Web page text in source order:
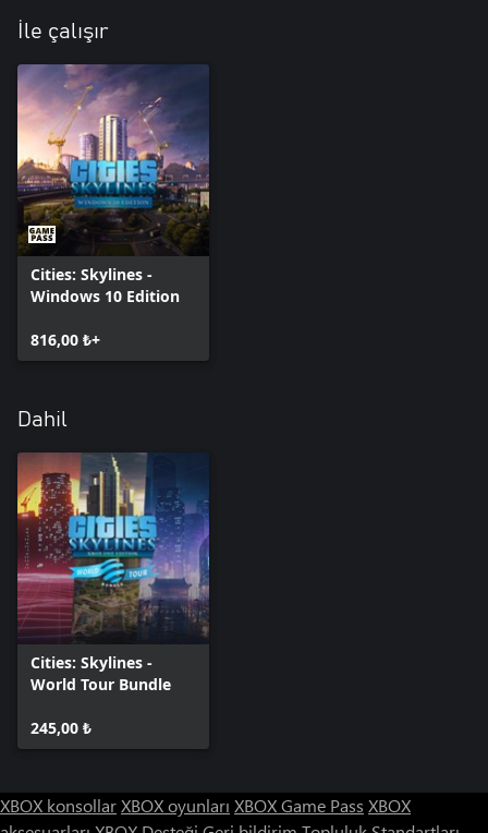
İle çalışır
Cities: Skylines -
Windows 10 Edition
816,00 ₺+
Dahil
Cities: Skylines -
World Tour Bundle
245,00 ₺
XBOX konsollarXBOX oyunları XBOX Game Pass XBOX